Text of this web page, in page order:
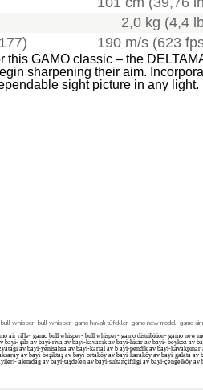
2,0 kg (4,4
190 m/s (623
this GAMO classic ‒ the
sharpening their aim.
sight picture in any light.
whisper- bull whisper- gamo havalı tüfekler- gamo new model- gamo
air rifle- gamo bull whisper- bull whisper- gamo distribition- gamo
bayi- şile av bayi-riva av bayi-kavacık av bayi-hisar av bayi- beykoz
av bayi-yenisahra av bayi-kartal av b ayi-pendik av bayi-
av bayi-beşiktaş av bayi-ortaköy av bayi-karaköy av bayi-galata
alemdağ av bayi-taşdelen av bayi-sultançiftliği av bayi-çengelköy